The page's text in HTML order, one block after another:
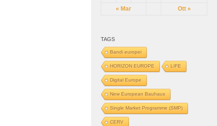
« Mar Ott »
TAGS
Bandi europei
HORIZON EUROPE LIFE
Digital Europe
New European Bauhaus
Single Market Programme (SMP)
CERV